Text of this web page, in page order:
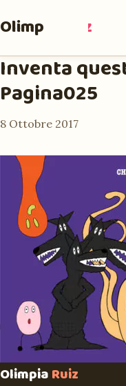
Olimpia Ruiz
Inventa
Pagina025
8 Ottobre 2017
OlimpiaRuiz